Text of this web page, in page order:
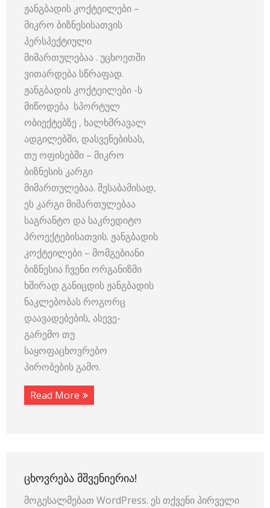
ჟანგბადის კოქტეილები –
მიკრო ბიზნესისათვის
პერსპექტიული
მიმართულებაა . უცხოეთში
ვითარდება სწრაფად.
ჟანგბადის კოქტეილები -ს
მიწოდება სპორტულ
ობიექტებზე , ხალხმრავალ
ადგილებში, დასვენებისას,
თუ ოფისებში – მიკრო
ბიზნესის კარგი
მიმართულებაა. შესაბამისად,
ეს კარგი მიმართულებაა
საგრანტო და საკრედიტო
პროექტებისათვის. ჟანგბადის
კოქტეილები – მომგებიანი
ბიზნესია ჩვენი ორგანიზმი
ხშირად განიცდის ჟანგბადის
ნაკლებობას როგორც
დაავადებების, ასევე-
გარემო თუ
საყოფაცხოვრებო
პირობების გამო.
Read More
ᲪᲮᲝᲕᲠᲔᲑᲐ ᲛᲨᲕᲔᲜᲘᲔᲠᲘᲐ!
მოგესალმებათ WordPress. ეს თქვენი პირველი